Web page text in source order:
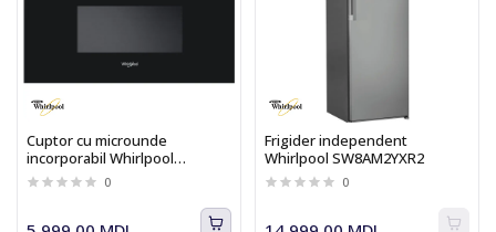
Cuptor cu microunde
incorporabil Whirlpool
AMW442NB 0
Frigider independent
Whirlpool SW8AM2YXR2
0